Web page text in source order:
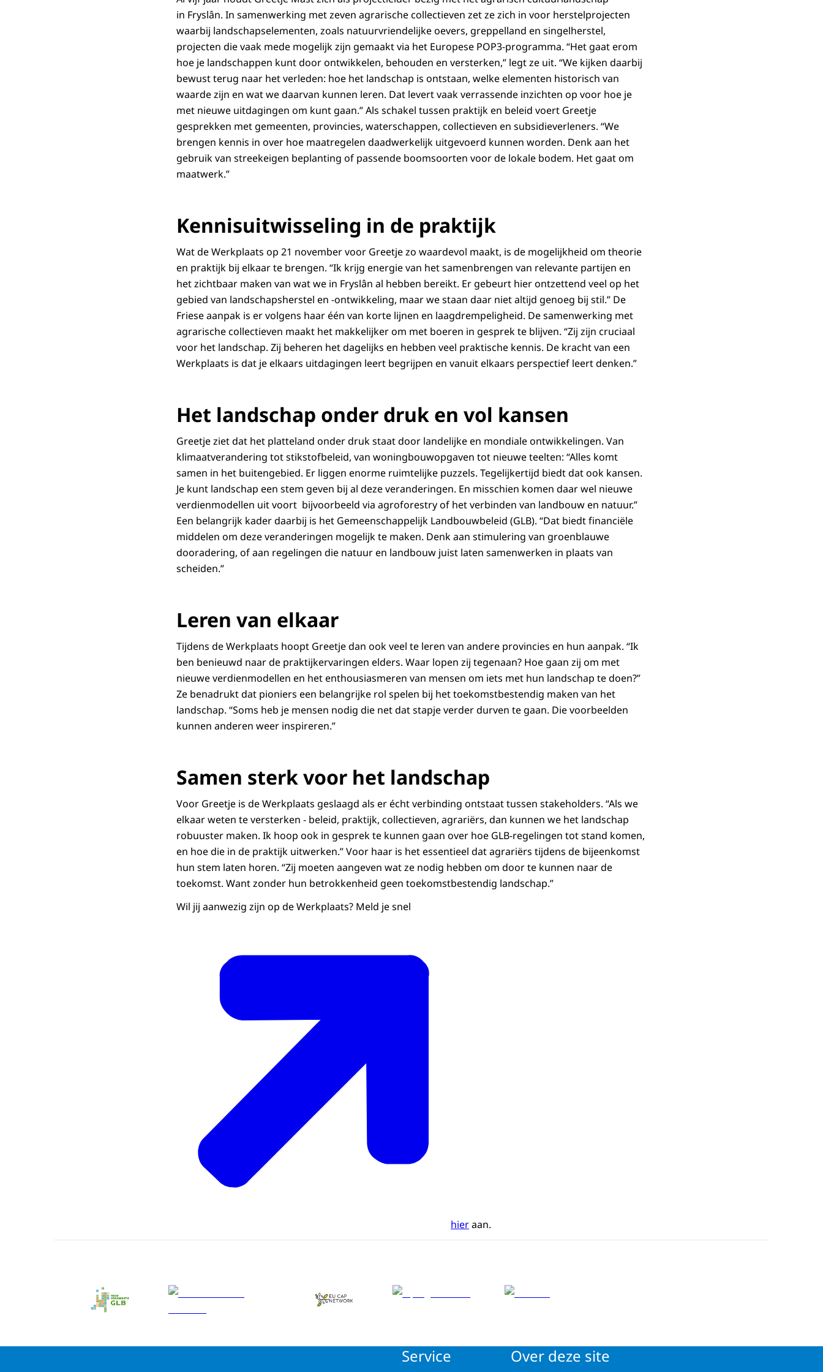
in Fryslân. In samenwerking met zeven agrarische collectieven zet ze zich in voor herstelprojecten
waarbij landschapselementen, zoals natuurvriendelijke oevers, greppelland en singelherstel,
projecten die vaak mede mogelijk zijn gemaakt via het Europese POP3-programma. “Het gaat erom
hoe je landschappen kunt door ontwikkelen, behouden en versterken,” legt ze uit. “We kijken daarbij
bewust terug naar het verleden: hoe het landschap is ontstaan, welke elementen historisch van
waarde zijn en wat we daarvan kunnen leren. Dat levert vaak verrassende inzichten op voor hoe je
met nieuwe uitdagingen om kunt gaan.” Als schakel tussen praktijk en beleid voert Greetje
gesprekken met gemeenten, provincies, waterschappen, collectieven en subsidieverleners. “We
brengen kennis in over hoe maatregelen daadwerkelijk uitgevoerd kunnen worden. Denk aan het
gebruik van streekeigen beplanting of passende boomsoorten voor de lokale bodem. Het gaat om
maatwerk.”
Kennisuitwisseling in de praktijk
Wat de Werkplaats op 21 november voor Greetje zo waardevol maakt, is de mogelijkheid om theorie
en praktijk bij elkaar te brengen. “Ik krijg energie van het samenbrengen van relevante partijen en
het zichtbaar maken van wat we in Fryslân al hebben bereikt. Er gebeurt hier ontzettend veel op het
gebied van landschapsherstel en -ontwikkeling, maar we staan daar niet altijd genoeg bij stil.” De
Friese aanpak is er volgens haar één van korte lijnen en laagdrempeligheid. De samenwerking met
agrarische collectieven maakt het makkelijker om met boeren in gesprek te blijven. “Zij zijn cruciaal
voor het landschap. Zij beheren het dagelijks en hebben veel praktische kennis. De kracht van een
Werkplaats is dat je elkaars uitdagingen leert begrijpen en vanuit elkaars perspectief leert denken.”
Het landschap onder druk en vol kansen
Greetje ziet dat het platteland onder druk staat door landelijke en mondiale ontwikkelingen. Van
klimaatverandering tot stikstofbeleid, van woningbouwopgaven tot nieuwe teelten: “Alles komt
samen in het buitengebied. Er liggen enorme ruimtelijke puzzels. Tegelijkertijd biedt dat ook kansen.
Je kunt landschap een stem geven bij al deze veranderingen. En misschien komen daar wel nieuwe
verdienmodellen uit voort bijvoorbeeld via agroforestry of het verbinden van landbouw en natuur.”
Een belangrijk kader daarbij is het Gemeenschappelijk Landbouwbeleid (GLB). “Dat biedt financiële
middelen om deze veranderingen mogelijk te maken. Denk aan stimulering van groenblauwe
dooradering, of aan regelingen die natuur en landbouw juist laten samenwerken in plaats van
scheiden.”
Leren van elkaar
Tijdens de Werkplaats hoopt Greetje dan ook veel te leren van andere provincies en hun aanpak. “Ik
ben benieuwd naar de praktijkervaringen elders. Waar lopen zij tegenaan? Hoe gaan zij om met
nieuwe verdienmodellen en het enthousiasmeren van mensen om iets met hun landschap te doen?”
Ze benadrukt dat pioniers een belangrijke rol spelen bij het toekomstbestendig maken van het
landschap. “Soms heb je mensen nodig die net dat stapje verder durven te gaan. Die voorbeelden
kunnen anderen weer inspireren.”
Samen sterk voor het landschap
Voor Greetje is de Werkplaats geslaagd als er écht verbinding ontstaat tussen stakeholders. “Als we
elkaar weten te versterken - beleid, praktijk, collectieven, agrariërs, dan kunnen we het landschap
robuuster maken. Ik hoop ook in gesprek te kunnen gaan over hoe GLB-regelingen tot stand komen,
en hoe die in de praktijk uitwerken.” Voor haar is het essentieel dat agrariërs tijdens de bijeenkomst
hun stem laten horen. “Zij moeten aangeven wat ze nodig hebben om door te kunnen naar de
toekomst. Want zonder hun betrokkenheid geen toekomstbestendig landschap.”
Wil jij aanwezig zijn op de Werkplaats? Meld je snel
hieraan.
Service Over deze site